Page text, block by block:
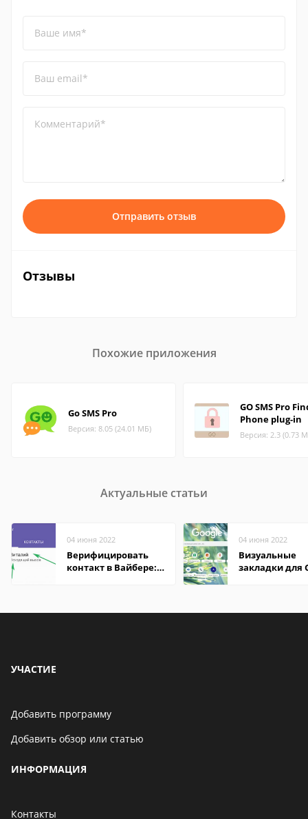
Ваше имя*
Ваш email*
Комментарий*
Отправить отзыв
Отзывы
Похожие приложения
Go SMS Pro
Версия: 8.05 (24.01 МБ)
GO SMS Pro
Phone plug-in
Версия: 2.3 (0.73
Актуальные статьи
04 июня 2022
Верифицировать
контакт в Вайбере:
04 июня 2022
Визуальные
закладки для
УЧАСТИЕ
Добавить программу
Добавить обзор или статью
ИНФОРМАЦИЯ
Контакты